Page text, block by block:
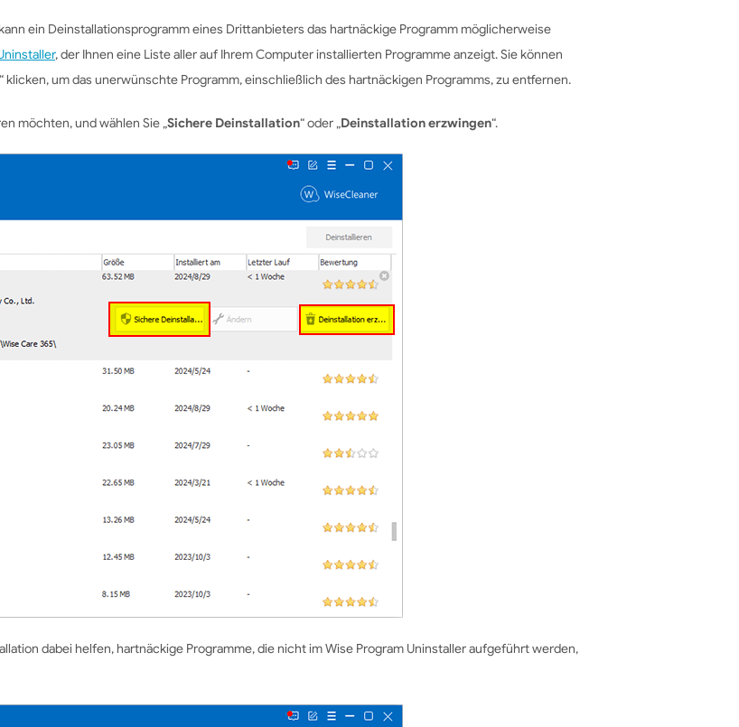
ein Deinstallationsprogramm eines Drittanbieters das hartnäckige Programm möglicherweise
, der Ihnen eine Liste aller auf Ihrem Computer installierten Programme anzeigt. Sie können
klicken, um das unerwünschte Programm, einschließlich des hartnäckigen Programms, zu entfernen.
möchten, und wählen Sie „Sichere Deinstallation“ oder „Deinstallation erzwingen“.
dabei helfen, hartnäckige Programme, die nicht im Wise Program Uninstaller aufgeführt werden,